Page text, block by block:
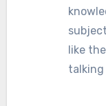
like
talking